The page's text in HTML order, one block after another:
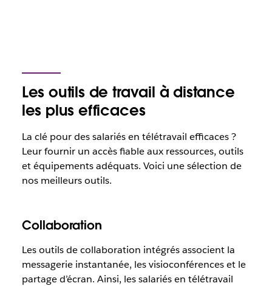
Les outils de travail à distance
les plus efficaces
La clé pour des salariés en télétravail efficaces ?
Leur fournir un accès fiable aux ressources, outils
et équipements adéquats. Voici une sélection de
nos meilleurs outils.
Collaboration
Les outils de collaboration intégrés associent la
messagerie instantanée, les visioconférences et le
partage d’écran. Ainsi, les salariés en télétravail